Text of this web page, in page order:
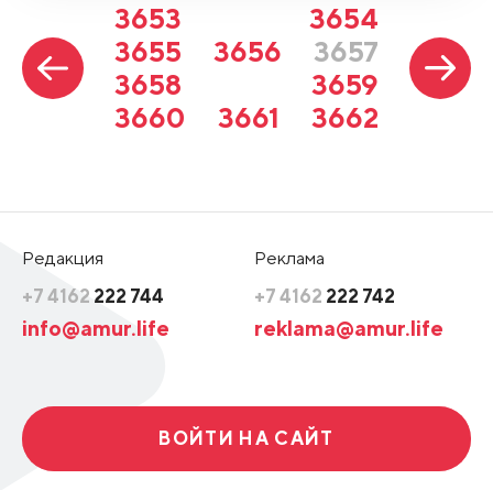
3653
3654
3655
3656
3657
3658
3659
3660
3661 3662
Редакция
+7 4162 222 744
info@amur.life
Реклама
+7 4162 222 742
reklama@amur.life
ВОЙТИ НА САЙТ